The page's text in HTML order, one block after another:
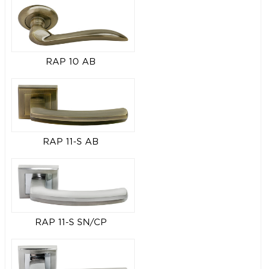
RAP 10 AB
RAP 11-S AB
RAP 11-S SN/CP